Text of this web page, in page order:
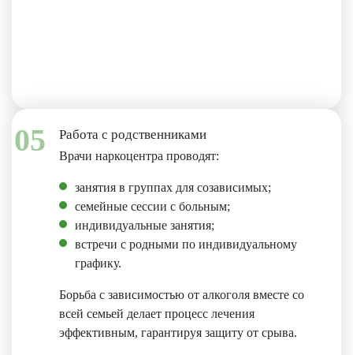
05 Работа с родственниками
Врачи наркоцентра проводят:
занятия в группах для созависимых;
семейные сессии с больным;
индивидуальные занятия;
встречи с родными по индивидуальному
графику.
Борьба с зависимостью от алкоголя вместе со
всей семьей делает процесс лечения
эффективным, гарантируя защиту от срыва.